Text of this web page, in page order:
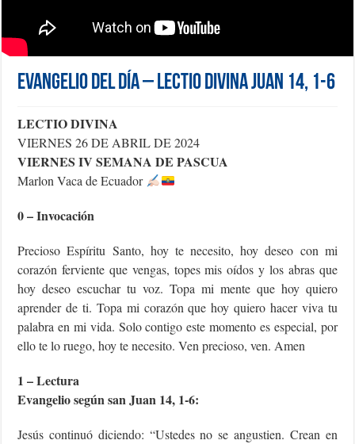
Evangelio del día – Lectio Divina Juan 14, 1-6
LECTIO DIVINA
VIERNES 26 DE ABRIL DE 2024
VIERNES IV SEMANA DE PASCUA
Marlon Vaca de Ecuador
0 – Invocación
Precioso Espíritu Santo, hoy te necesito, hoy deseo con mi
corazón ferviente que vengas, topes mis oídos y los abras que
hoy deseo escuchar tu voz. Topa mi mente que hoy quiero
aprender de ti. Topa mi corazón que hoy quiero hacer viva tu
palabra en mi vida. Solo contigo este momento es especial, por
ello te lo ruego, hoy te necesito. Ven precioso, ven. Amen
1 – Lectura
Evangelio según san Juan 14, 1-6:
Jesús continuó diciendo: “Ustedes no se angustien. Crean en